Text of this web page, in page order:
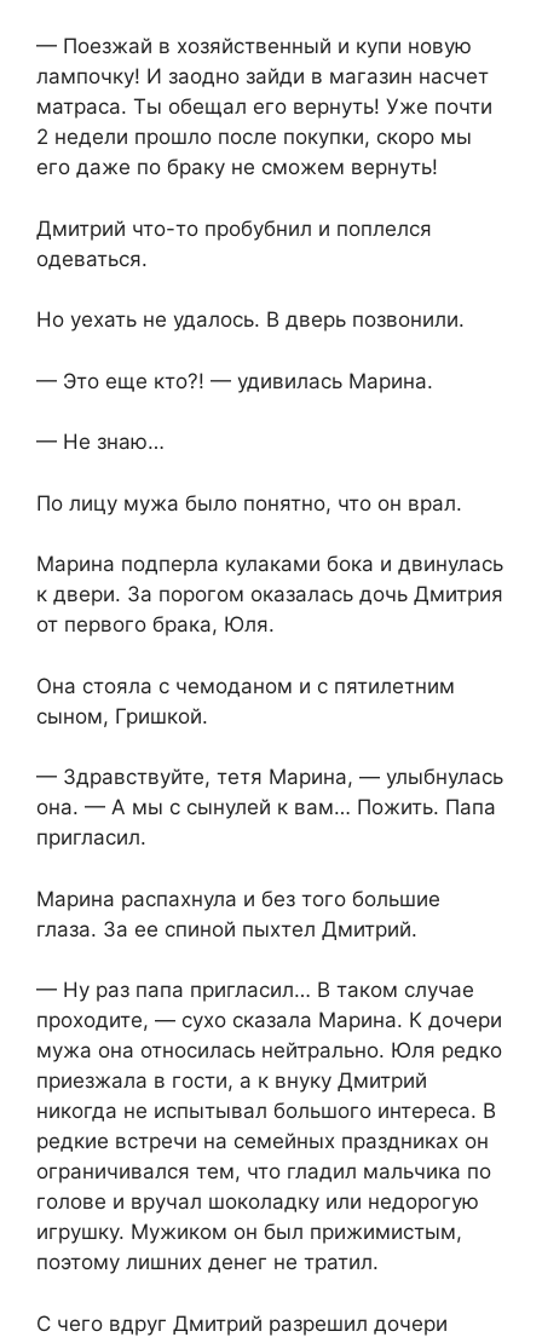
— Поезжай в хозяйственный и купи новую
лампочку! И заодно зайди в магазин насчет
матраса. Ты обещал его вернуть! Уже почти
2 недели прошло после покупки, скоро мы
его даже по браку не сможем вернуть!
Дмитрий что-то пробубнил и поплелся
одеваться.
Но уехать не удалось. В дверь позвонили.
— Это еще кто?! — удивилась Марина.
— Не знаю…
По лицу мужа было понятно, что он врал.
Марина подперла кулаками бока и двинулась
к двери. За порогом оказалась дочь Дмитрия
от первого брака, Юля.
Она стояла с чемоданом и с пятилетним
сыном, Гришкой.
— Здравствуйте, тетя Марина, — улыбнулась
она. — А мы с сынулей к вам… Пожить. Папа
пригласил.
Марина распахнула и без того большие
глаза. За ее спиной пыхтел Дмитрий.
— Ну раз папа пригласил… В таком случае
проходите, — сухо сказала Марина. К дочери
мужа она относилась нейтрально. Юля редко
приезжала в гости, а к внуку Дмитрий
никогда не испытывал большого интереса. В
редкие встречи на семейных праздниках он
ограничивался тем, что гладил мальчика по
голове и вручал шоколадку или недорогую
игрушку. Мужиком он был прижимистым,
поэтому лишних денег не тратил.
С чего вдруг Дмитрий разрешил дочери